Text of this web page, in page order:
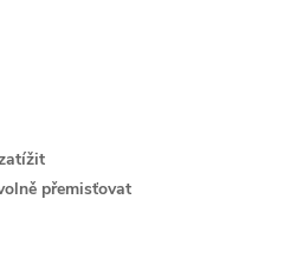
přemisťovat